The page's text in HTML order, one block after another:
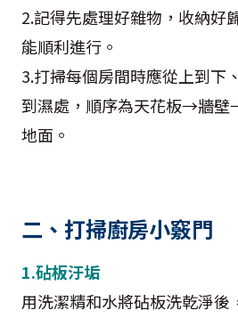
2.記得先處理好雜物，收納好
能順利進行。
3.打掃每個房間時應從上到下
到濕處，順序為天花板→牆
地面。
二、打掃廚房小竅門
1.砧板汙垢
用洗潔精和水將砧板洗乾淨後